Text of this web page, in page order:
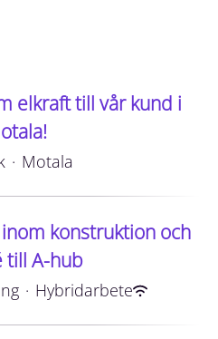
elkraft till vår kund i
· Motala
konstruktion och
till A-hub
· Hybridarbete